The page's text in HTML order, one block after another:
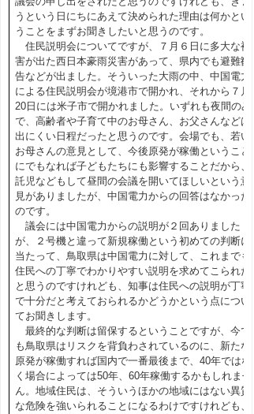
うという日にちにあえて決められた理由は何かとい
うことをまずお聞きしたいと思うのです。
住民説明会についてですが、７月６日に多大な被
害が出た西日本豪雨災害があって、県内でも避難勧
告などが出ました。そういった大雨の中、中国電力
による住民説明会が境港市で開かれ、それから７月
20日には米子市で開かれました。いずれも夜間のみ
で、高齢者や子育て中のお母さん、お父さんなどは
出にくい日程だったと思うのです。会場でも、若い
お母さんの意見として、今後原発が稼働ということ
にでもなれば子どもたちにも影響することだから、
託児などもして昼間の会議を開いてほしいという意
見がありましたが、中国電力からの回答はなかった
のです。
議会には中国電力からの説明が２回ありました
が、２号機と違って新規稼働という初めての判断に
当たって、鳥取県は中国電力に対して、これまでも
住民への丁寧でわかりやすい説明を求めてこられた
と思うのですけれども、知事は住民への説明が丁寧
で十分だと考えておられるかどうかという点につい
てお聞きします。
最終的な判断は留保するということですが、今で
も鳥取県はリスクを背負わされているのに、新たな
原発が稼働すれば国内で一番最後まで、40年ではな
く場合によっては50年、60年稼働するかもしれませ
ん。地域住民は、そういうほかの地域にはない異質
な危険を強いられることになるわけですけれども、